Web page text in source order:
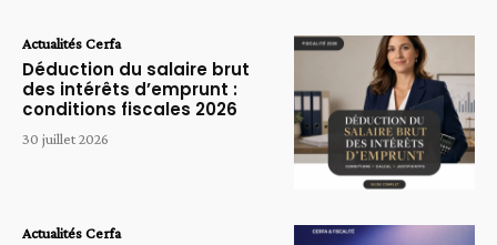
Actualités Cerfa
Déduction du salaire brut
des intérêts d’emprunt :
conditions fiscales 2026
30 juillet 2026
Actualités Cerfa